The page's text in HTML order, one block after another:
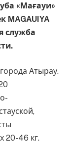
«Мағауи»
служба
Атырау.
20-46 кг.